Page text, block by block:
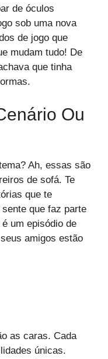
de óculos
sob uma nova
de jogo que
mudam tudo! De
que tinha
Ou
Ah, essas são
de sofá. Te
que te
que faz parte
um episódio de
amigos estão
as caras. Cada
únicas.